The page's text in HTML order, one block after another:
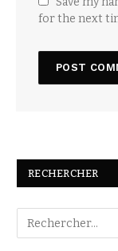
for the next
RECHERCHER